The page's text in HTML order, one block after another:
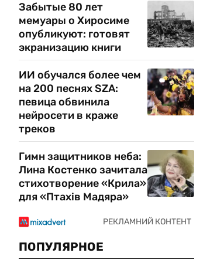
Забытые 80 лет
мемуары о Хиросиме
опубликуют: готовят
экранизацию книги
ИИ обучался более чем
на 200 песнях SZA:
певица обвинила
нейросети в краже
треков
Гимн защитников неба:
Лина Костенко зачитала
стихотворение «Крила»
для «Птахів Мадяра»
ПОПУЛЯРНОЕ